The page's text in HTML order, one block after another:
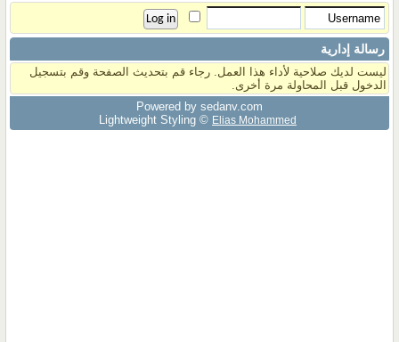
رسالة إدارية
ليست لديك صلاحية لأداء هذا العمل. رجاء قم بتحديث الصفحة وقم بتسجيل
الدخول قبل المحاولة مرة أخرى.
Powered by sedany.com
Lightweight Styling © Elias Mohammed